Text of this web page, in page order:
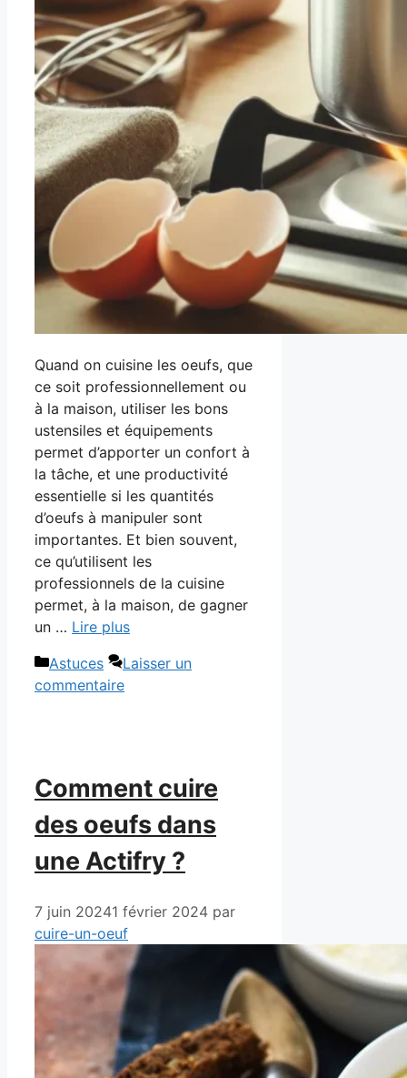
Quand on cuisine les oeufs, que
ce soit professionnellement ou
à la maison, utiliser les bons
ustensiles et équipements
permet d’apporter un confort à
la tâche, et une productivité
essentielle si les quantités
d’oeufs à manipuler sont
importantes. Et bien souvent,
ce qu’utilisent les
professionnels de la cuisine
permet, à la maison, de gagner
un … Lire plus
Catégories
Astuces
Laisser un
commentaire
Comment cuire
des oeufs dans
une Actifry ?
7 juin 20241 février 2024 par
cuire-un-oeuf